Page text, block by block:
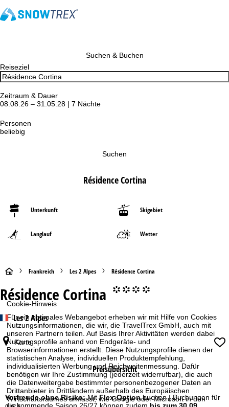
Cookie-Hinweis
Für ein optimales Webangebot erheben wir mit Hilfe von Cookies
Nutzungsinformationen, die wir, die TravelTrex GmbH, auch mit
unseren Partnern teilen. Auf Basis Ihrer Aktivitäten werden dabei
Nutzungsprofile anhand von Endgeräte- und
Browserinformationen erstellt. Diese Nutzungsprofile dienen der
statistischen Analyse, individuellen Produktempfehlung,
individualisierten Werbung und Reichweitenmessung. Dafür
benötigen wir Ihre Zustimmung (jederzeit widerrufbar), die auch
die Datenweitergabe bestimmter personenbezogener Daten an
Drittanbieter in Drittländern außerhalb des Europäischen
Wirtschaftsraumes umfasst, wie Google oder Microsoft in den
Suchen & Buchen
Reiseziel
Zeitraum & Dauer
08.08.26 – 31.05.28 | 7 Nächte
Personen
beliebig
Suchen
Résidence Cortina
Unterkunft Skigebiet
Langlauf Wetter
S
t
r
t
s
e
Frankreich Les 2 Alpes Résidence Cortina
Résidence Cortina °°°°
Les 2 Alpes
Karte
Preisübersicht
Vorfreude ohne Risiko:MitFlex-Optionbuchen | Buchungen für